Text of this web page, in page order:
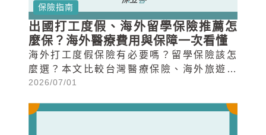
保險指南
出國打工度假、海外留學保險推薦怎
麼保？海外醫療費用與保障一次看懂
海外打工度假保險有必要嗎？留學保險該怎
麼選？本文比較台灣醫療保險、海外旅遊保
險與海外打工度假/留學保險差異，並解析保
費用與保險選擇重點。
2026/07/01